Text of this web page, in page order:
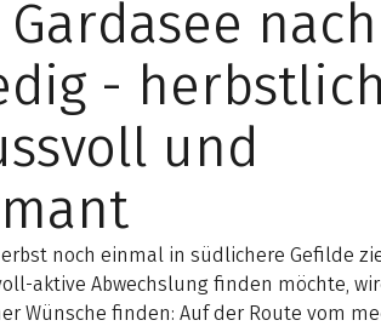
nach
-
und
noch einmal in südlichere Gefilde
aktive Abwechslung finden möchte,
Wünsche finden: Auf der Route vom